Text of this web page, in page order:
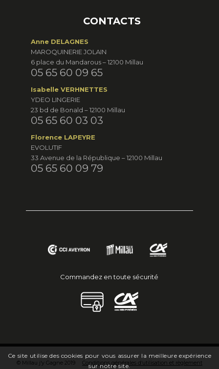
CONTACTS
Anne DELAGNES
MAROQUINERIE JOLAIN
6 place du Mandarous – 12100 Millau
05 65 60 09 65
Isabelle VERHNETTES
YDEO LINGERIE
23 bd de Bonald – 12100 Millau
05 65 60 03 03
Florence LAPEYRE
EVOLUTIF
33 Avenue de la République – 12100 Millau
05 65 60 09 79
Commandez en toute sécurité
© Millau j‘y Gagne 2019
Conditions générales d‘utilisation et règlement
Ce site utilise des cookies pour vous assurer la meilleure expérience
sur notre site.